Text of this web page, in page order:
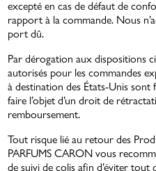
excepté en cas de défaut de
rapport à la commande. Nous
port dû.
Par dérogation aux dispositions
autorisés pour les commandes
à destination des États-Unis
faire l’objet d’un droit de
remboursement.
Tout risque lié au retour des
PARFUMS CARON vous
de suivi de colis afin d’éviter